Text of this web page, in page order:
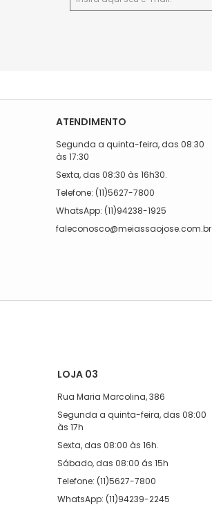
ATENDIMENTO
Segunda a quinta-feira, das 08:30
às 17:30
Sexta, das 08:30 às 16h30.
Telefone: (11)5627-7800
WhatsApp: (11)94238-1925
faleconosco@meiassaojose.com.br
LOJA 03
Rua Maria Marcolina, 386
Segunda a quinta-feira, das 08:00
às 17h
Sexta, das 08:00 às 16h.
Sábado, das 08:00 ás 15h
Telefone: (11)5627-7800
WhatsApp: (11)94239-2245